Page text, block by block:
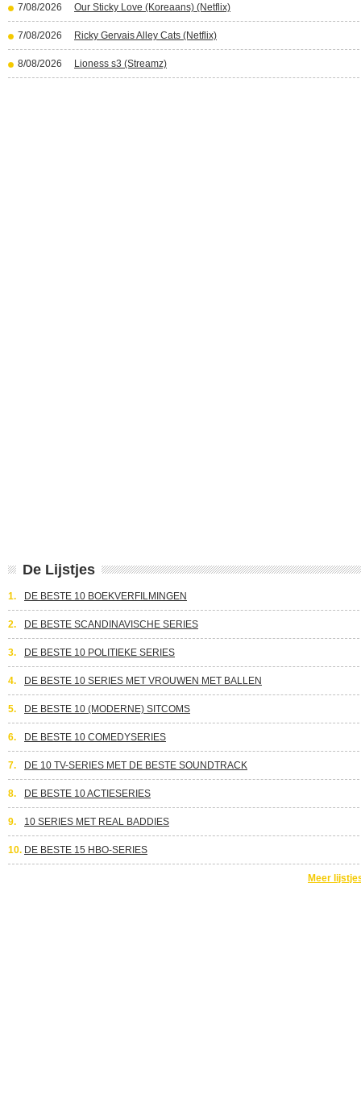
7/08/2026 Our Sticky Love (Koreaans) (Netflix)
7/08/2026 Ricky Gervais Alley Cats (Netflix)
8/08/2026 Lioness s3 (Streamz)
De Lijstjes
1. DE BESTE 10 BOEKVERFILMINGEN
2. DE BESTE SCANDINAVISCHE SERIES
3. DE BESTE 10 POLITIEKE SERIES
4. DE BESTE 10 SERIES MET VROUWEN MET BALLEN
5. DE BESTE 10 (MODERNE) SITCOMS
6. DE BESTE 10 COMEDYSERIES
7. DE 10 TV-SERIES MET DE BESTE SOUNDTRACK
8. DE BESTE 10 ACTIESERIES
9. 10 SERIES MET REAL BADDIES
10. DE BESTE 15 HBO-SERIES
Meer